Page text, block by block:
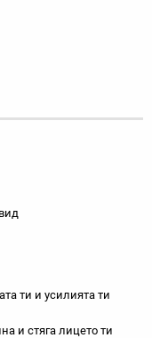
ти и усилията ти
и стяга лицето ти